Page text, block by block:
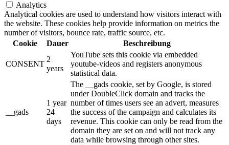
Analytics
Analytical cookies are used to understand how visitors interact with
the website. These cookies help provide information on metrics the
number of visitors, bounce rate, traffic source, etc.
Cookie
Dauer Beschreibung
CONSENT
2
years
YouTube sets this cookie via embedded
youtube-videos and registers anonymous
statistical data.
__gads
1 year
24
days
The __gads cookie, set by Google, is stored
under DoubleClick domain and tracks the
number of times users see an advert, measures
the success of the campaign and calculates its
revenue. This cookie can only be read from the
domain they are set on and will not track any
data while browsing through other sites.